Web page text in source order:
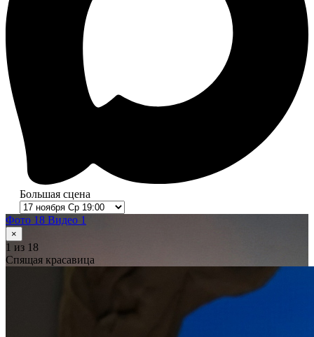
Большая сцена
Фото 18 Видео 1
×
1 из 18
Спящая красавица